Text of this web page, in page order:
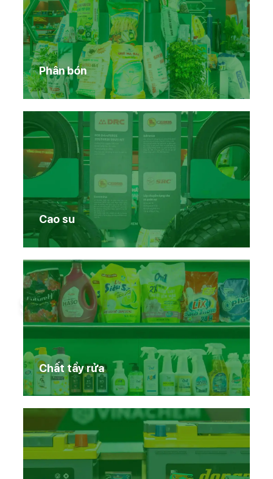
Trang chủ Sản phẩm Vinachem
Sản phẩm Vinachem
Phân bón
Cao su
Chất tẩy rửa